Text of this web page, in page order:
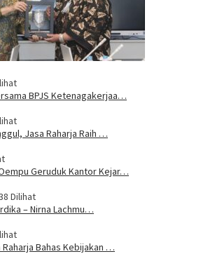
BPJS Ketenagakerjaa…
Jasa Raharja Raih …
Geruduk Kantor Kejar…
Dilihat
– Nirna Lachmu…
Raharja Bahas Kebijakan …